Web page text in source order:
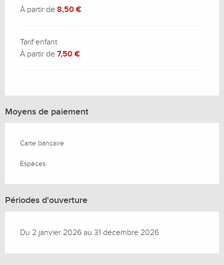
À partir de 8,50 €
Tarif enfant
À partir de 7,50 €
Moyens de paiement
Carte bancaire
Espèces
Périodes d'ouverture
Du 2 janvier 2026 au 31 décembre 2026